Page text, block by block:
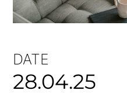
DATE
28.04.25